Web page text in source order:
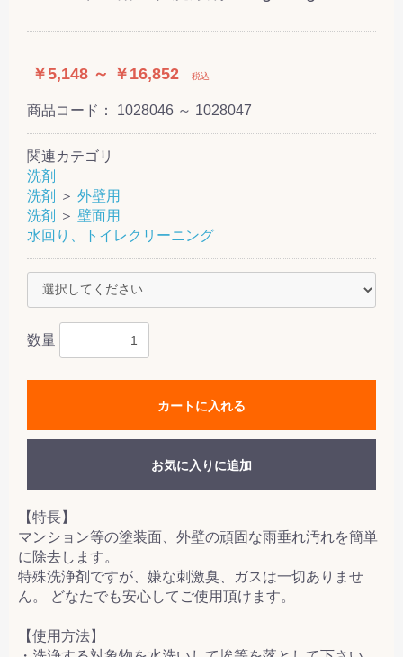
￥5,148 ～ ￥16,852 税込
商品コード： 1028046 ～ 1028047
関連カテゴリ
洗剤
洗剤
＞ 外壁用
洗剤
＞ 壁面用
水回り、トイレクリーニング
数量
カートに入れる
お気に入りに追加
【特長】
マンション等の塗装面、外壁の頑固な雨垂れ汚れを簡単
に除去します。
特殊洗浄剤ですが、嫌な刺激臭、ガスは一切ありませ
ん。 どなたでも安心してご使用頂けます。
【使用方法】